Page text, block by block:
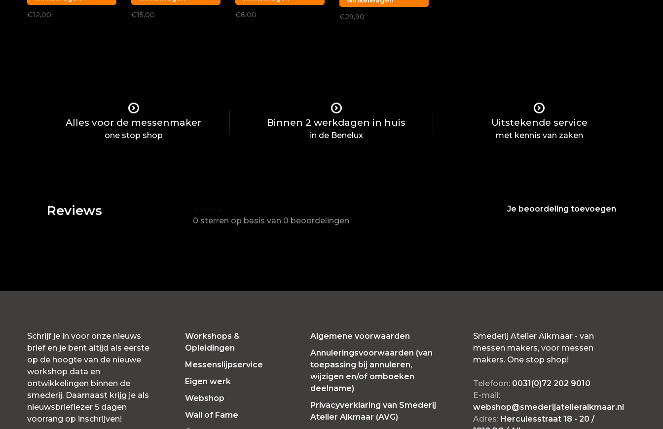
€12,00 €15,00 €6,00 €29,90
Alles voor de messenmaker
one stop shop
Binnen 2 werkdagen in huis
in de Benelux
Uitstekende service
met kennis van zaken
Reviews • • • • •
0 sterren op basis van 0 beoordelingen
Je beoordeling toevoegen
Schrijf je in voor onze nieuws
brief en je bent altijd als eerste
op de hoogte van de nieuwe
workshop data en
ontwikkelingen binnen de
smederij. Daarnaast krijg je als
nieuwsbrieflezer 5 dagen
voorrang op inschrijven!
Workshops &
Opleidingen
Messenslijpservice
Eigen werk
Webshop
Wall of Fame
Algemene voorwaarden
Annuleringsvoorwaarden (van
toepassing bij annuleren,
wijzigen en/of omboeken
deelname)
Privacyverklaring van Smederij
Atelier Alkmaar (AVG)
Smederij Atelier Alkmaar - van
messen makers, voor messen
makers. One stop shop!
Telefoon: 0031(0)72 202 9010
E-mail:
webshop@smederijatelieralkmaar.nl
Adres: Herculesstraat 18 - 20 /